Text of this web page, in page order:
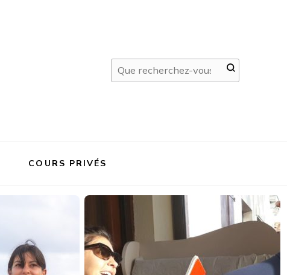
Vous
COURS PRIVÉS